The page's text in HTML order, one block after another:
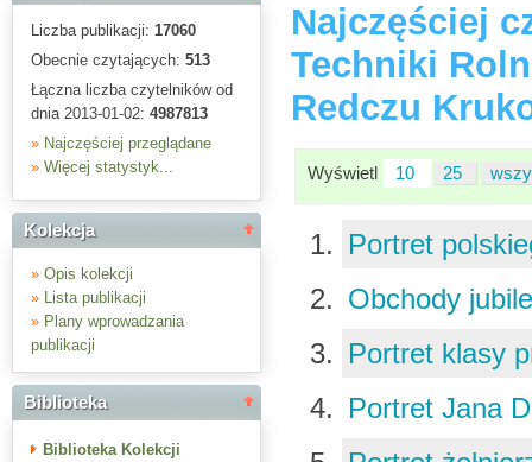
Liczba publikacji: 17060
Obecnie czytających: 513
Łączna liczba czytelników od
dnia 2013-01-02: 4987813
» Najczęściej przeglądane
» Więcej statystyk...
Kolekcja
» Opis kolekcji
» Lista publikacji
» Plany wprowadzania
publikacji
Biblioteka
Biblioteka Kolekcji
Najczęściej
Techniki
Redczu
Wyświetl 10 25
Portret
Obchody
Portret klasy
Portret Jana